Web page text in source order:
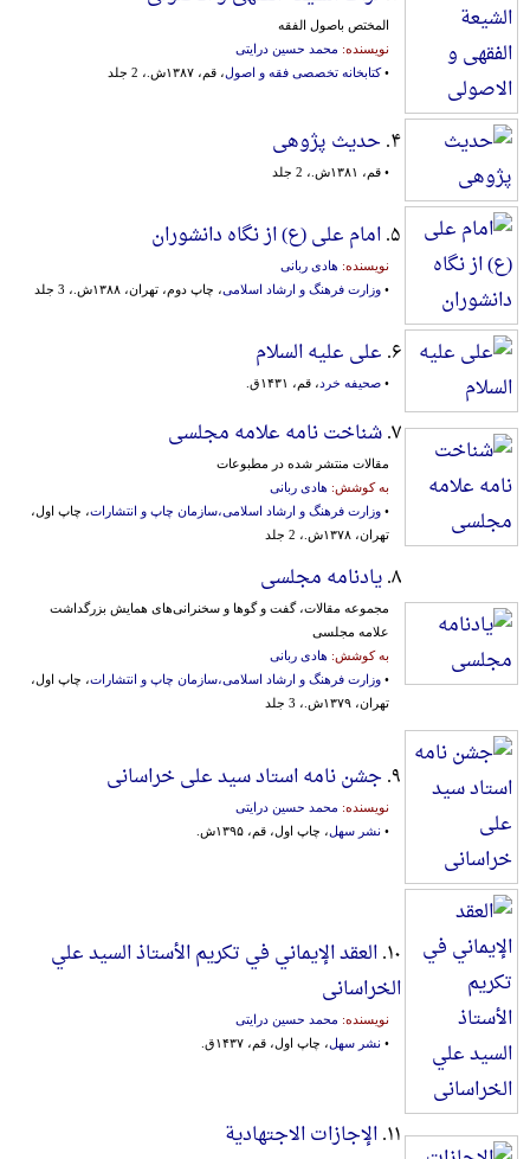
المختص باصول الفقه
نویسنده: محمد حسین درایتی
•کتابخانه تخصصی فقه و اصول، قم، ۱۳۸۷ش.، 2 جلد
۴. حدیث پژوهی
• قم، ۱۳۸۱ش.، 2 جلد
۵. امام علی (ع) از نگاه دانشوران
نویسنده: هادی ربانی
• وزارت فرهنگ و ارشاد اسلامی، چاپ دوم، تهران، ۱۳۸۸ش.، 3 جلد
۶. علی علیه السلام
• صحیفه خرد ، قم، ۱۴۳۱ق.
۷. شناخت نامه علامه مجلسی
مقالات‌ منتشر شده‌ در مطبوعات‌
به کوشش: هادی ربانی
• وزارت فرهنگ و ارشاد اسلامی،سازمان چاپ و انتشارات، چاپ اول،
تهران، ۱۳۷۸ش.، 2 جلد
۸. یادنامه مجلسی
مجموعه‌ مقالات‌، گفت‌ و گوها و سخنرانی‌های‌ همایش‌ بزرگداشت‌
علامه‌ مجلسی‌
به کوشش: هادی ربانی
• وزارت فرهنگ و ارشاد اسلامی،سازمان چاپ و انتشارات، چاپ اول،
تهران، ۱۳۷۹ش.، 3 جلد
۹. جشن نامه استاد سید علی خراسانی
نویسنده: محمد حسین درایتی
• نشر سهل، چاپ اول، قم، ۱۳۹۵ش.
۱۰. العقد الإیماني في تکریم الأستاذ السید علي
الخراسانی
نویسنده: محمد حسین درایتی
• نشر سهل، چاپ اول، قم، ۱۴۳۷ق.
۱۱. الإجازات الاجتهادیة